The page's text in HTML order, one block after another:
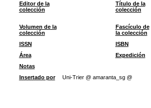
Editor de la
colección
Título de la
colección
Volumen de la
colección
Fascículo de
la colección
ISSN
ISBN
Área
Expedición
Notas
Insertado por
Uni-Trier @ amaranta_sg @